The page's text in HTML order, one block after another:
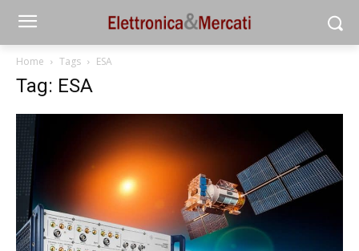
Home Tags ESA
Tag: ESA